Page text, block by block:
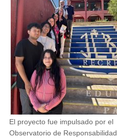
El proyecto fue impulsado por el
Observatorio de Responsabilidad